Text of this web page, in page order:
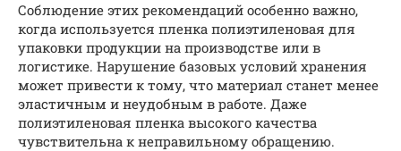
Соблюдение этих рекомендаций особенно важно,
когда используется пленка полиэтиленовая для
упаковки продукции на производстве или в
логистике. Нарушение базовых условий хранения
может привести к тому, что материал станет менее
эластичным и неудобным в работе. Даже
полиэтиленовая пленка высокого качества
чувствительна к неправильному обращению.